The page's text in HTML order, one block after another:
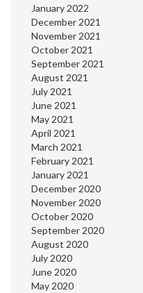
January 2022
December 2021
November 2021
October 2021
September 2021
August 2021
July 2021
June 2021
May 2021
April 2021
March 2021
February 2021
January 2021
December 2020
November 2020
October 2020
September 2020
August 2020
July 2020
June 2020
May 2020